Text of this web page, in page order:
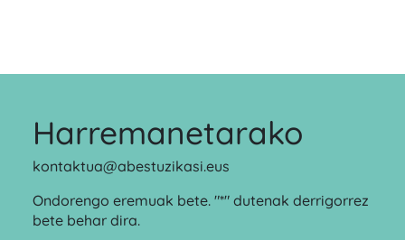
Harremanetarako
kontaktua@abestuzikasi.eus
Ondorengo eremuak bete. "*" dutenak derrigorrez
bete behar dira.